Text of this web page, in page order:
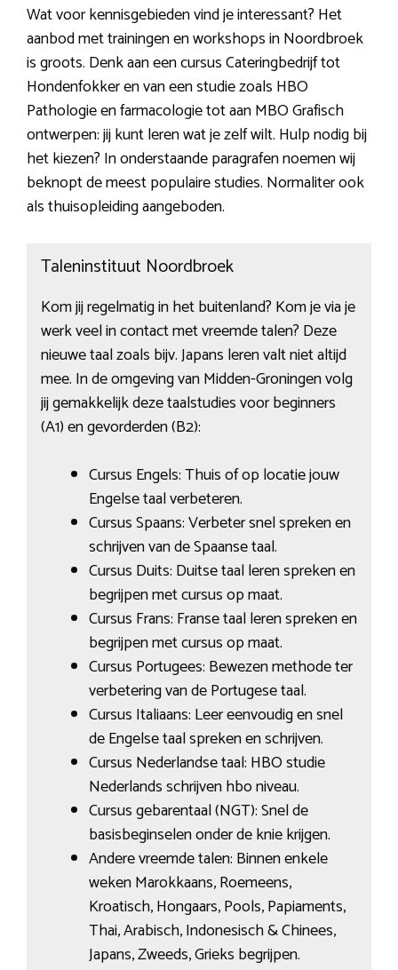
Wat voor kennisgebieden vind je interessant? Het
aanbod met trainingen en workshops in Noordbroek
is groots. Denk aan een cursus Cateringbedrijf tot
Hondenfokker en van een studie zoals HBO
Pathologie en farmacologie tot aan MBO Grafisch
ontwerpen: jij kunt leren wat je zelf wilt. Hulp nodig bij
het kiezen? In onderstaande paragrafen noemen wij
beknopt de meest populaire studies. Normaliter ook
als thuisopleiding aangeboden.
Taleninstituut Noordbroek
Kom jij regelmatig in het buitenland? Kom je via je
werk veel in contact met vreemde talen? Deze
nieuwe taal zoals bijv. Japans leren valt niet altijd
mee. In de omgeving van Midden-Groningen volg
jij gemakkelijk deze taalstudies voor beginners
(A1) en gevorderden (B2):
Cursus Engels: Thuis of op locatie jouw
Engelse taal verbeteren.
Cursus Spaans: Verbeter snel spreken en
schrijven van de Spaanse taal.
Cursus Duits: Duitse taal leren spreken en
begrijpen met cursus op maat.
Cursus Frans: Franse taal leren spreken en
begrijpen met cursus op maat.
Cursus Portugees: Bewezen methode ter
verbetering van de Portugese taal.
Cursus Italiaans: Leer eenvoudig en snel
de Engelse taal spreken en schrijven.
Cursus Nederlandse taal: HBO studie
Nederlands schrijven hbo niveau.
Cursus gebarentaal (NGT): Snel de
basisbeginselen onder de knie krijgen.
Andere vreemde talen: Binnen enkele
weken Marokkaans, Roemeens,
Kroatisch, Hongaars, Pools, Papiaments,
Thai, Arabisch, Indonesisch & Chinees,
Japans, Zweeds, Grieks begrijpen.